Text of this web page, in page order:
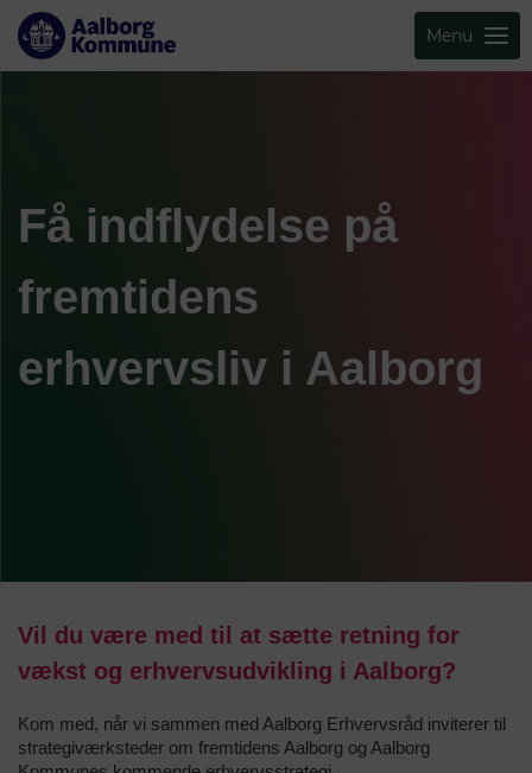
Menu
Få indflydelse på
fremtidens
erhvervsliv i Aalborg
Vil du være med til at sætte retning for
vækst og erhvervsudvikling i Aalborg?
Kom med, når vi sammen med Aalborg Erhvervsråd inviterer til
strategiværksteder om fremtidens Aalborg og Aalborg